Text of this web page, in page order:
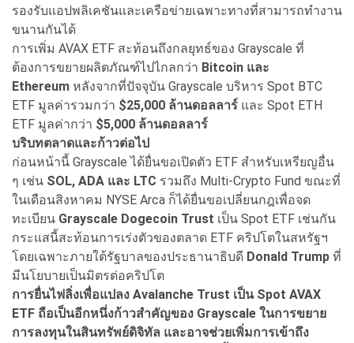
รองรับแอปพลิเคชันและเครือข่ายเฉพาะทางที่สามารถทำงาน
ขนานกันได้
การเพิ่ม AVAX ETF สะท้อนถึงกลยุทธ์ของ Grayscale ที่
ต้องการขยายผลิตภัณฑ์ไปไกลกว่า Bitcoin และ
Ethereum หลังจากที่ปัจจุบัน Grayscale บริหาร Spot BTC
ETF มูลค่ารวมกว่า $25,000 ล้านดอลลาร์ และ Spot ETH
ETF มูลค่ากว่า $5,000 ล้านดอลลาร์
บริบทตลาดและก้าวต่อไป
ก่อนหน้านี้ Grayscale ได้ยื่นขอเปิดตัว ETF สำหรับเหรียญอื่น
ๆ เช่น SOL, ADA และ LTC รวมถึง Multi-Crypto Fund ขณะที่
ในเดือนสิงหาคม NYSE Arca ก็ได้ยื่นขอเปลี่ยนกฎเพื่อจด
ทะเบียน Grayscale Dogecoin Trust เป็น Spot ETF เช่นกัน
กระแสนี้สะท้อนการเร่งตัวของตลาด ETF คริปโตในสหรัฐฯ
โดยเฉพาะภายใต้รัฐบาลของประธานาธิบดี Donald Trump ที่
มีนโยบายเป็นมิตรต่อคริปโต
การยื่นไฟลิ่งเพื่อแปลง Avalanche Trust เป็น Spot AVAX
ETF ถือเป็นอีกหนึ่งก้าวสำคัญของ Grayscale ในการขยาย
การลงทุนในสินทรัพย์ดิจิทัล และอาจช่วยเพิ่มการเข้าถึง